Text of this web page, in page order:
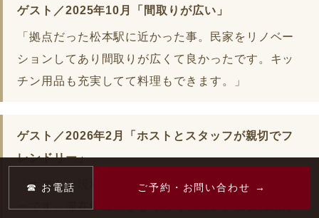
ゲスト／2025年10月「間取りが広い」
「拠点だった松本駅に近かった事。民家をリノベー
ションしてあり間取りが広くて良かったです。キッ
チン用品も充実してて料理もできます。」
ゲスト／2026年2月「ホストとスタッフが親切でフ
レンドリー」
「ホストと現地スタッフはとても親切でフレンドリ
ーです。滞在中に物をなくしてしまい、彼女に助け
☎ お電話 ご予約・お問い合わせ →